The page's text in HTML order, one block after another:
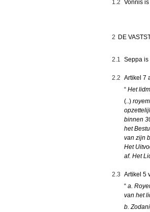
1.2 Vonnis
2 DE
2.1 Seppa is
2.2 Artikel 7
“ Het
(..)
binnen
het
van zijn
Het
af. Het
2.3 Artikel 5
“ a.
van het
b.